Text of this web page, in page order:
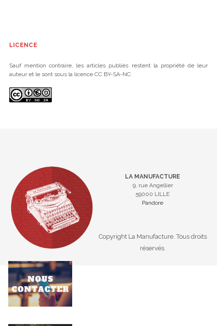
LICENCE
Sauf mention contraire, les articles publiés restent la propriété de leur
auteur et le sont sous la licence CC BY-SA-NC.
LA MANUFACTURE
9, rue Angellier
59000 LILLE
Pandore
Copyright La Manufacture. Tous droits
réservés.